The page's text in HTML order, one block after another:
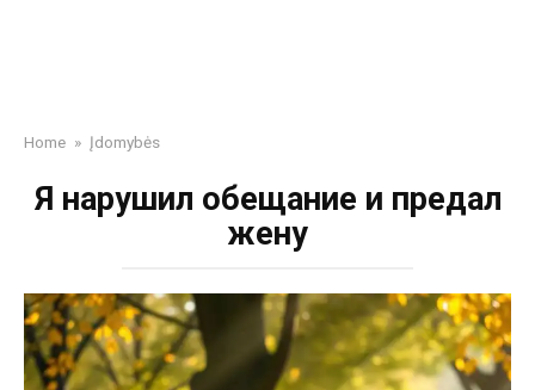
Home » Įdomybės
Я нарушил обещание и предал
жену